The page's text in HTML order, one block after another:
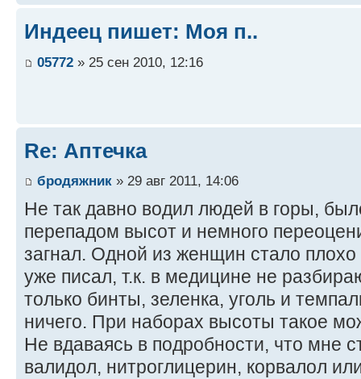
Индеец пишет: Моя п..
05772 » 25 сен 2010, 12:16
Re: Аптечка
бродяжник » 29 авг 2011, 14:06
Не так давно водил людей в горы,
перепадом высот и немного
загнал. Одной из женщин стало
уже писал, т.к. в медицине не
только бинты, зеленка, уголь и
ничего. При наборах высоты такое
Не вдаваясь в подробности, что мне
валидол, нитроглицерин, корвалол